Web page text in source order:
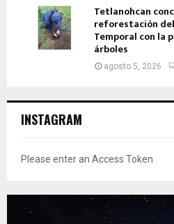
Tetlanohcan
reforestación
Temporal con la
árboles
agosto 5, 2026
INSTAGRAM
Please enter an Access Token